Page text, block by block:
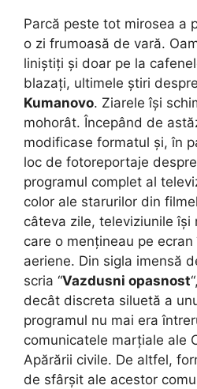
Parcă peste tot mirosea a
o zi frumoasă de vară.
liniștiți și doar pe la
blazați, ultimele știri despre
Kumanovo. Ziarele își
mohorât. Începând de
modificase formatul și, în
loc de fotoreportaje
programul complet al
color ale starurilor din
câteva zile, televiziunile își
care o mențineau pe ecran
aeriene. Din sigla imensă
scria “Vazdusni opasnost
decât discreta siluetă a
programul nu mai era
comunicatele marțiale ale
Apărării civile. De altfel,
de sfârșit ale acestor